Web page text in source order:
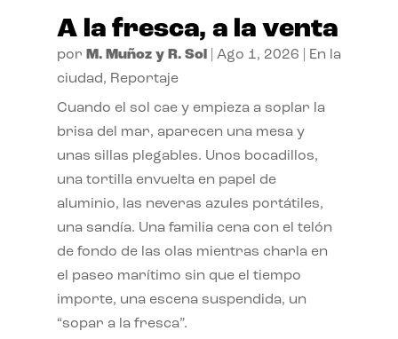
A la fresca, a la venta
por M. Muñoz y R. Sol| Ago 1, 2026
En la
ciudad, Reportaje
Cuando el sol cae y empieza a soplar la
brisa del mar, aparecen una mesa y
unas sillas plegables. Unos bocadillos,
una tortilla envuelta en papel de
aluminio, las neveras azules portátiles,
una sandía. Una familia cena con el telón
de fondo de las olas mientras charla en
el paseo marítimo sin que el tiempo
importe, una escena suspendida, un
“sopar a la fresca”.